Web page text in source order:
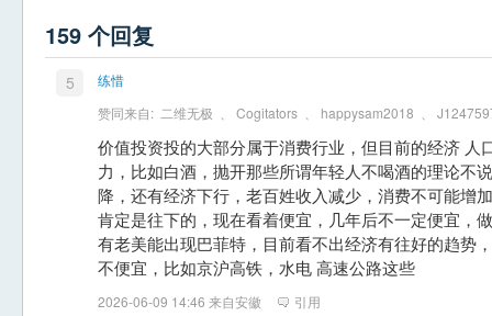
159 个回复
5
练惜
赞同来自: 二维无极 Cogitators happysam2018
价值投资投的大部分属于消费行业，但目前的经济 人
力，比如白酒，抛开那些所谓年轻人不喝酒的理论不
降，还有经济下行，老百姓收入减少，消费不可能增
肯定是往下的，现在看着便宜，几年后不一定便宜，
有老美能出现巴菲特，目前看不出经济有往好的趋势
不便宜，比如京沪高铁，水电 高速公路这些
2026-06-09 14:46 来自安徽 引用